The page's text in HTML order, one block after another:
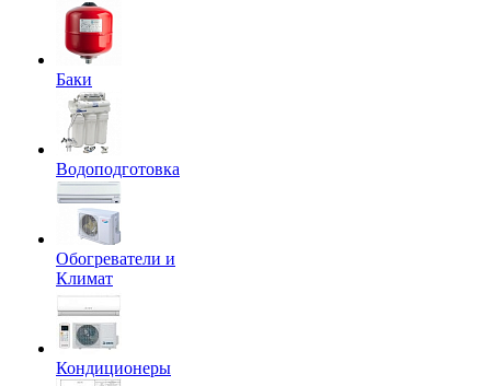
Баки
Водоподготовка
Обогреватели и
Климат
Кондиционеры